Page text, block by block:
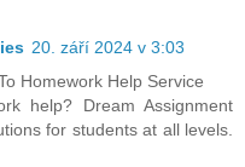
20. září 2024 v 3:03
Homework Help Service
help? Dream Assignment
for students at all levels.